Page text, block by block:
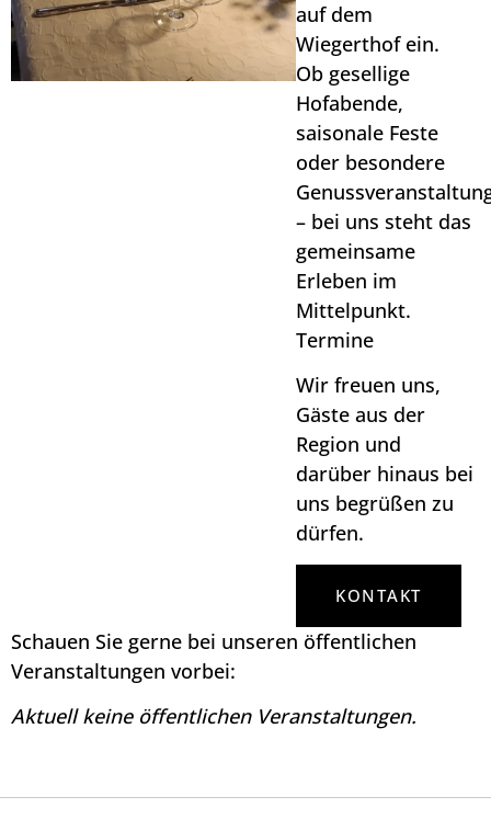
auf dem
Wiegerthof ein.
Ob gesellige
Hofabende,
saisonale Feste
oder besondere
– bei uns steht das
gemeinsame
Erleben im
Mittelpunkt.
Termine
Wir freuen uns,
Gäste aus der
Region und
darüber hinaus bei
uns begrüßen zu
dürfen.
KONTAKT
Schauen Sie gerne bei unseren öffentlichen
Veranstaltungen vorbei:
Aktuell keine öffentlichen Veranstaltungen.